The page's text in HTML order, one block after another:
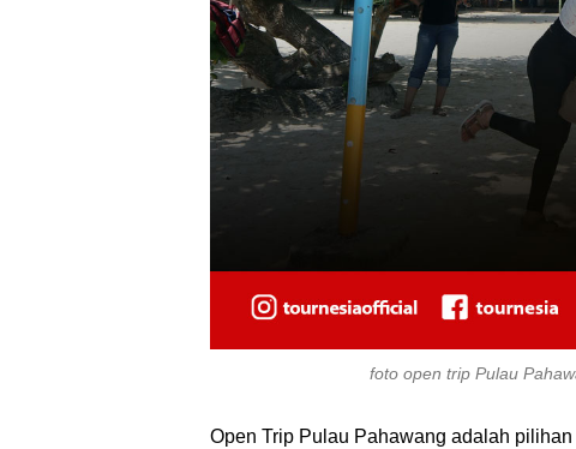
foto open trip Pulau
Open Trip Pulau Pahawang adalah